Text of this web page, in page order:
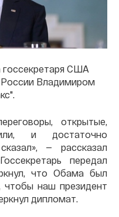
госсекретаря США
Владимиром
открытые,
и достаточно
— рассказал
передал
что Обама был
чтобы наш президент
дипломат.